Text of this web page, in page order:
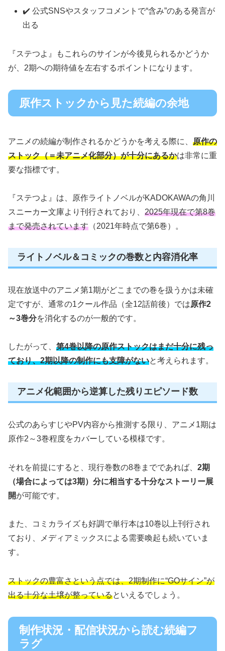
✔️ 公式SNSやスタッフコメントで“含み”のある発言が
出る
『ステつよ』もこれらのサインが今後見られるかどうか
が、2期への期待値を左右するポイントになります。
原作ストックから見た続編の余地
アニメの続編が制作されるかどうかを考える際に、 原作の
ストック（＝未アニメ化部分）が十分にあるかは非常に重
要な指標です。
『ステつよ』は、原作ライトノベルがKADOKAWAの角川
スニーカー文庫より刊行されており、 2025年現在で第8巻
まで発売されています （2021年時点で第6巻）。
ライトノベル＆コミックの巻数と内容消化率
現在放送中のアニメ第1期がどこまでの巻を扱うかは未確
定ですが、通常の1クール作品（全12話前後）では原作2
～3巻分を消化するのが一般的です。
したがって、 第4巻以降の原作ストックはまだ十分に残っ
ており、2期以降の制作にも支障がないと考えられます。
アニメ化範囲から逆算した残りエピソード数
公式のあらすじやPV内容から推測する限り、アニメ1期は
原作2～3巻程度をカバーしている模様です。
それを前提にすると、現行巻数の8巻までであれば、 2期
（場合によっては3期）分に相当する十分なストーリー展
開が可能です。
また、コミカライズも好調で単行本は10巻以上刊行され
ており、メディアミックスによる需要喚起も続いていま
す。
ストックの豊富さという点では、2期制作に“GOサイン”が
出る十分な土壌が整っているといえるでしょう。
制作状況・配信状況から読む続編フ
ラグ